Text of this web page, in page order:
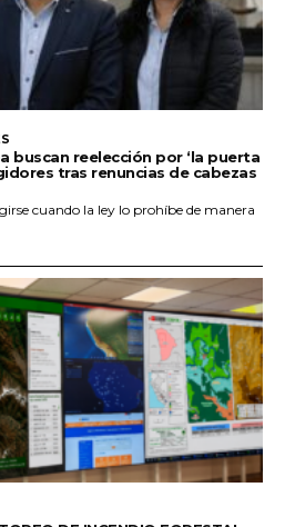
buscan reelección por ‘la puerta
tras renuncias de cabezas
cuando la ley lo prohíbe de manera